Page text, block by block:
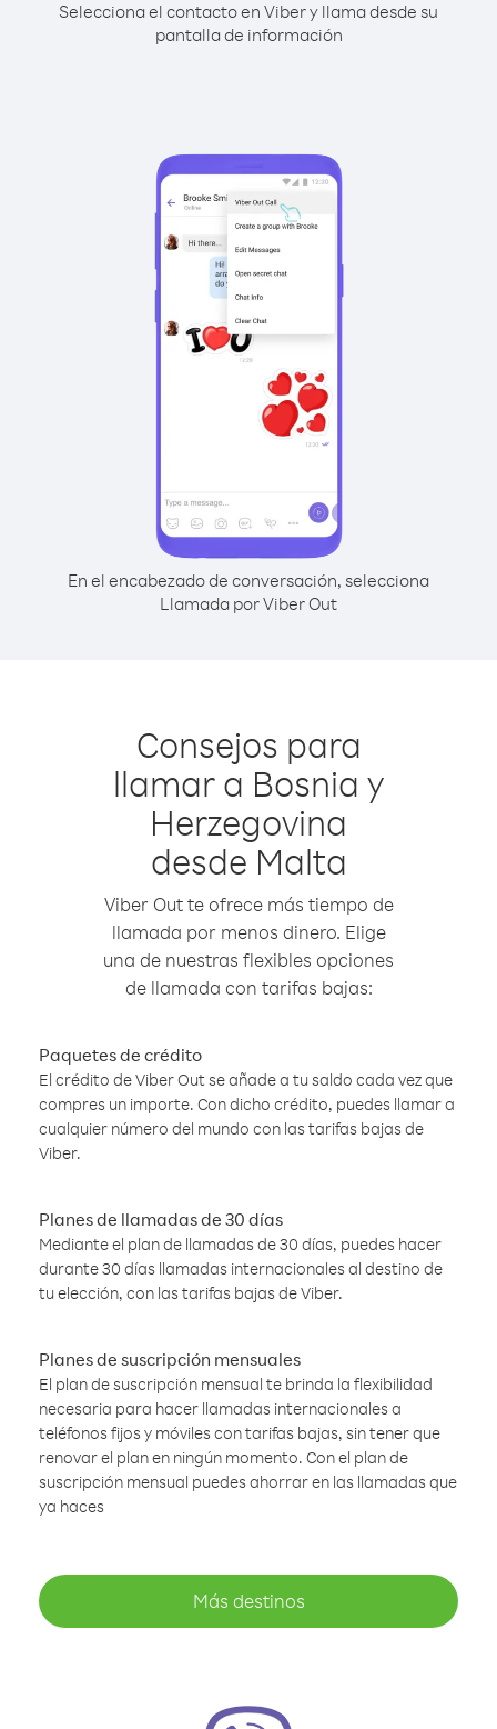
Selecciona el contacto en Viber y llama desde su
pantalla de información
En el encabezado de conversación, selecciona
Llamada por Viber Out
Consejos para
llamar a Bosnia y
Herzegovina
desde Malta
Viber Out te ofrece más tiempo de
llamada por menos dinero. Elige
una de nuestras flexibles opciones
de llamada con tarifas bajas:
Paquetes de crédito
El crédito de Viber Out se añade a tu saldo cada vez que
compres un importe. Con dicho crédito, puedes llamar a
cualquier número del mundo con las tarifas bajas de
Viber.
Planes de llamadas de 30 días
Mediante el plan de llamadas de 30 días, puedes hacer
durante 30 días llamadas internacionales al destino de
tu elección, con las tarifas bajas de Viber.
Planes de suscripción mensuales
El plan de suscripción mensual te brinda la flexibilidad
necesaria para hacer llamadas internacionales a
teléfonos fijos y móviles con tarifas bajas, sin tener que
renovar el plan en ningún momento. Con el plan de
suscripción mensual puedes ahorrar en las llamadas que
ya haces
Más destinos